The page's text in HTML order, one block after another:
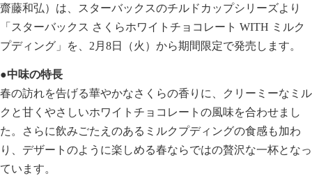
齋藤和弘）は、スターバックスのチルドカップシリーズより
「スターバックス さくらホワイトチョコレート WITH ミルク
プディング」を、2月8日（火）から期間限定で発売します。
●中味の特長
春の訪れを告げる華やかなさくらの香りに、クリーミーなミル
クと甘くやさしいホワイトチョコレートの風味を合わせまし
た。さらに飲みごたえのあるミルクプディングの食感も加わ
り、デザートのように楽しめる春ならではの贅沢な一杯となっ
ています。